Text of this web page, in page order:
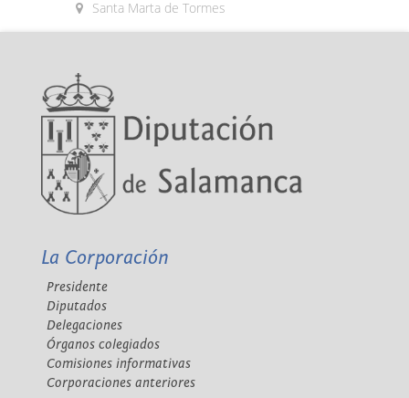
Santa Marta de Tormes
La Corporación
Presidente
Diputados
Delegaciones
Órganos colegiados
Comisiones informativas
Corporaciones anteriores